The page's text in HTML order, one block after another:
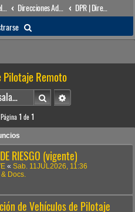
Direcciones Administrativas
DPR | Dirección de Vehículos de Pilotaje Remoto
u
c
a
r
Pilotaje Remoto
BuscarBúsqueda avanzada
1 de 1
RIESGO (vigente)
« Sab. 11JUL2026, 11:36
Docs.
de Vehículos de Pilotaje